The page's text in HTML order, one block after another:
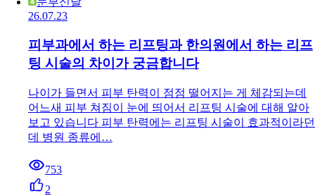
26.07.23
피부과에서 하는 리프팅과 한의원에서 하는 리프
팅 시술의 차이가 궁금합니다
나이가 들면서 피부 탄력이 점점 떨어지는 게 체감되는데
어느새 피부 쳐짐이 눈에 띄어서 리프팅 시술에 대해 알아
보고 있습니다 피부 탄력에는 리프팅 시술이 효과적이라던
데 병원 종류에…
753
2